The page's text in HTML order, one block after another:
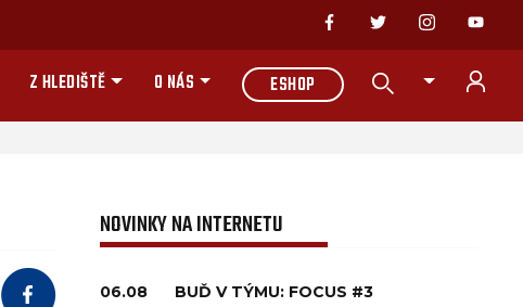
Z HLEDIŠTĚ O NÁS ESHOP
NOVINKY NA INTERNETU
06.08 BUĎ V TÝMU: FOCUS #3